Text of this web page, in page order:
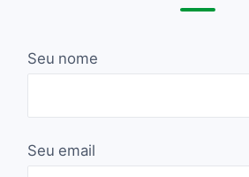
Seu nome
Seu email